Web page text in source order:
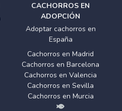
CACHORROS EN
ADOPCIÓN
Adoptar cachorros en
España
Cachorros en Madrid
Cachorros en Barcelona
Cachorros en Valencia
Cachorros en Sevilla
Cachorros en Murcia